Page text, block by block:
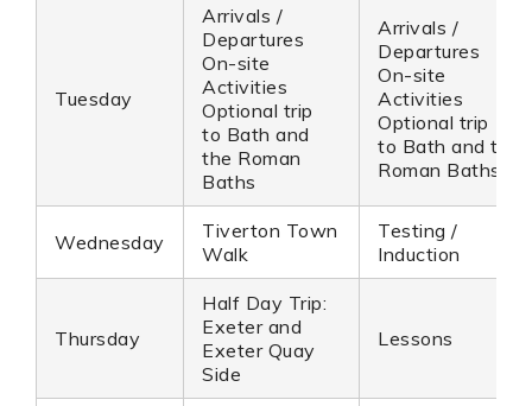
Tuesday
Arrivals /
Departures
On-site
Activities
Optional trip
to Bath and
the Roman
Baths
Arrivals /
Departures
On-site
Activities
Optional trip
to Bath and the
Roman Baths
Wednesday
Tiverton Town
Walk
Testing /
Induction
Thursday
Half Day Trip:
Exeter and
Exeter Quay
Side
Lessons